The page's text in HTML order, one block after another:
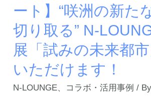
式
会
社
主
催
を
育
む】
今
年
ート】“咲洲の新た
切り取る” N-
展「試みの未来都
いただけます！
N-LOUNGE、 コラボ・活用事例 / By